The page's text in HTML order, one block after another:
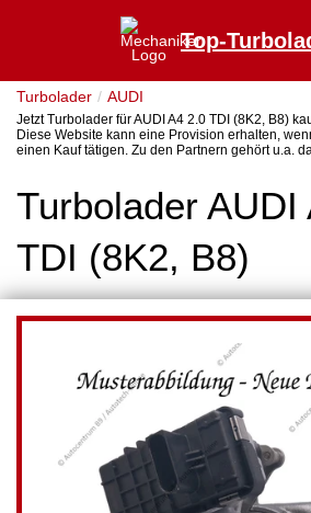
Top-
Turbolader AUDI
Jetzt Turbolader für AUDI A4 2.0 TDI (8K2, B8)
Diese Website kann eine Provision erhalten,
einen Kauf tätigen. Zu den Partnern gehört u.a.
Turbolader AUDI
TDI (8K2, B8)